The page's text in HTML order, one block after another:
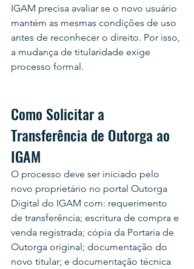
IGAM precisa avaliar se o novo usuário
mantém as mesmas condições de uso
antes de reconhecer o direito. Por isso,
a mudança de titularidade exige
processo formal.
Como Solicitar a
Transferência de Outorga ao
IGAM
O processo deve ser iniciado pelo
novo proprietário no portal Outorga
Digital do IGAM com: requerimento
de transferência; escritura de compra e
venda registrada; cópia da Portaria de
Outorga original; documentação do
novo titular; e documentação técnica